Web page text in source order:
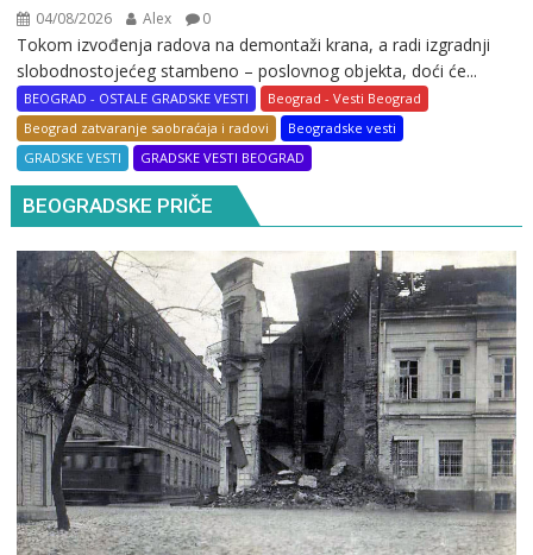
04/08/2026 Alex 0
Tokom izvođenja radova na demontaži krana, a radi izgradnji
slobodnostojećeg stambeno – poslovnog objekta, doći će...
BEOGRAD - OSTALE GRADSKE VESTI
Beograd - Vesti Beograd
Beograd zatvaranje saobraćaja i radovi
Beogradske vesti
GRADSKE VESTI
GRADSKE VESTI BEOGRAD
BEOGRADSKE PRIČE